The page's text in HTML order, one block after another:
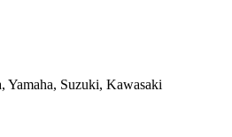
Suzuki, Kawasaki